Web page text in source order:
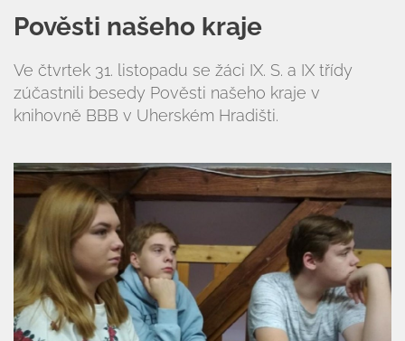
Úvod
Úřední deska
Naše škola
Základní škola
ZŠ speciální
Vyhledávání na webu
Pověsti našeho kraje
Ve čtvrtek 31. listopadu se žáci IX. S. a IX třídy
zúčastnili besedy Pověsti našeho kraje v
knihovně BBB v Uherském Hradišti.